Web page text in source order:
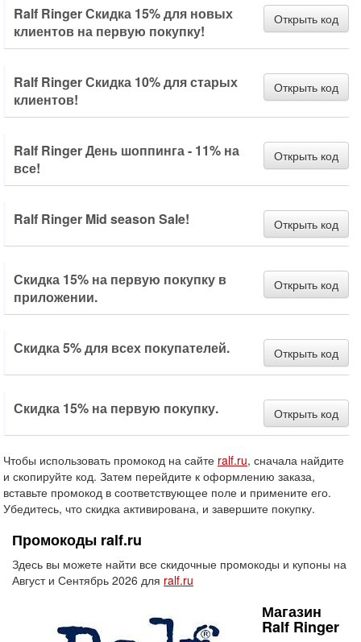
Ralf Ringer Скидка 15% для новых
клиентов на первую покупку!
Открыть код
Ralf Ringer Скидка 10% для старых
клиентов!
Открыть код
Ralf Ringer День шоппинга - 11% на
все!
Открыть код
Ralf Ringer Mid season Sale! Открыть код
Скидка 15% на первую покупку в
приложении.
Открыть код
Скидка 5% для всех покупателей. Открыть код
Скидка 15% на первую покупку. Открыть код
Чтобы использовать промокод на сайте ralf.ru, сначала найдите
и скопируйте код. Затем перейдите к оформлению заказа,
вставьте промокод в соответствующее поле и примените его.
Убедитесь, что скидка активирована, и завершите покупку.
Промокоды ralf.ru
Здесь вы можете найти все скидочные промокоды и купоны на
Август и Сентябрь 2026 для ralf.ru
Магазин
Ralf Ringer